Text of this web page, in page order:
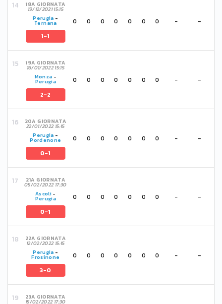
18A GIORNATA
19/12/2021 15:15
Perugia -
Ternana
1-1
0 0 0 0 0 0 0 - -
19A GIORNATA
16/01/2022 15:15
Monza -
Perugia
2-2
0 0 0 0 0 0 0 - -
20A GIORNATA
22/01/2022 15:15
Perugia -
Pordenone
0-1
0 0 0 0 0 0 0 - -
21A GIORNATA
05/02/2022 17:30
Ascoli -
Perugia
0-1
0 0 0 0 0 0 0 - -
22A GIORNATA
12/02/2022 15:15
Perugia -
Frosinone
3-0
0 0 0 0 0 0 0 - -
23A GIORNATA
15/02/2022 17:30